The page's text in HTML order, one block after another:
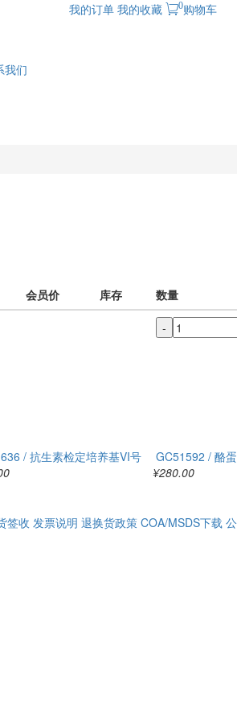
我的订单 我的收藏 0购物车
我们
会员价 库存 数量
-
/ 抗生素检定培养基VI号
GC51592 / 酪
¥280.00
签收 发票说明 退换货政策 COA/MSDS下载